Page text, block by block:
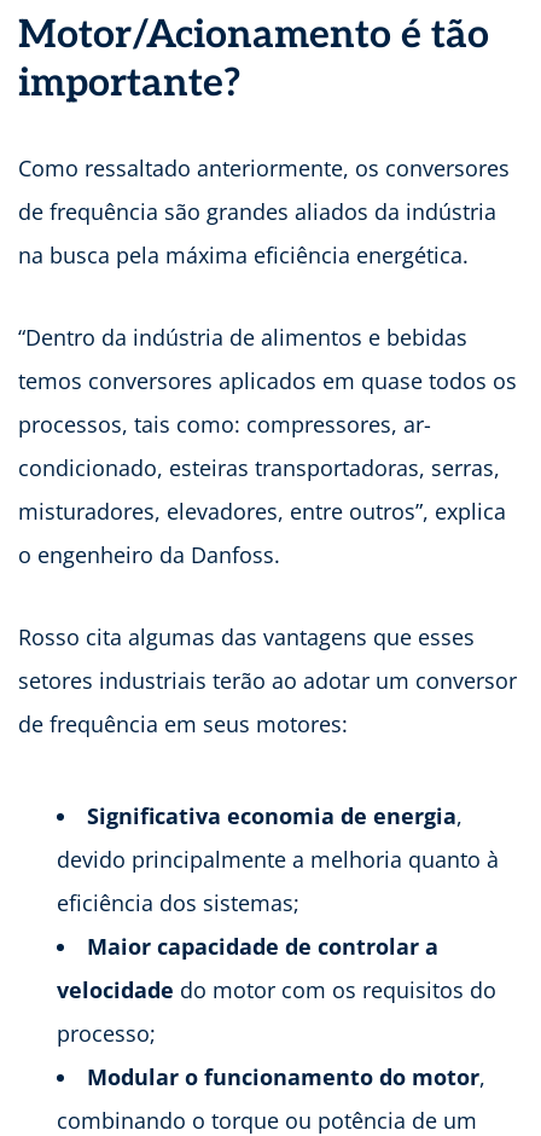
Motor/Acionamento é tão
importante?
Como ressaltado anteriormente, os conversores
de frequência são grandes aliados da indústria
na busca pela máxima eficiência energética.
“Dentro da indústria de alimentos e bebidas
temos conversores aplicados em quase todos os
processos, tais como: compressores, ar-
condicionado, esteiras transportadoras, serras,
misturadores, elevadores, entre outros”, explica
o engenheiro da Danfoss.
Rosso cita algumas das vantagens que esses
setores industriais terão ao adotar um conversor
de frequência em seus motores:
Significativa economia de energia,
devido principalmente a melhoria quanto à
eficiência dos sistemas;
Maior capacidade de controlar a
velocidade do motor com os requisitos do
processo;
Modular o funcionamento do motor,
combinando o torque ou potência de um